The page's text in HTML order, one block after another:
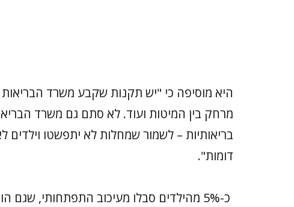
היא מוסיפה כי "יש תקנות שקבע משרד הבריאות
מרחק בין המיטות ועוד. לא סתם גם משרד
בריאותיות – לשמור שמחלות לא יתפשטו וילדים
דומות".
כ-5% מהילדים סבלו מעיכוב התפתחותי,